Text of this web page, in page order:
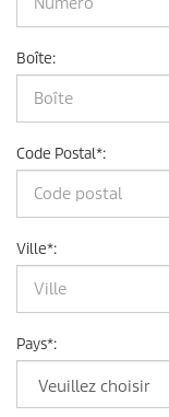
Boîte:
Code Postal*:
Ville*:
Pays*: